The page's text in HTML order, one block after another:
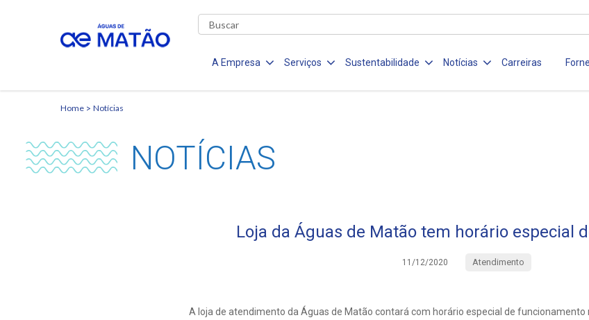
A Empresa Serviços Sustentabilidade Notícias Carreiras
Home Notícias
NOTÍCIAS
Loja da Águas de Matão tem horário especial
11/12/2020 Atendimento
A loja de atendimento da Águas de Matão contará com horário especial de funcionamento